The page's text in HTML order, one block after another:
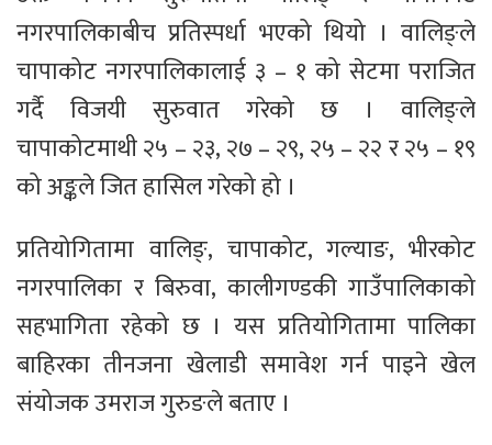
नगरपालिकाबीच प्रतिस्पर्धा भएको थियो । वालिङ्ले
चापाकोट नगरपालिकालाई ३ – १ को सेटमा पराजित
गर्दै विजयी सुरुवात गरेको छ । वालिङ्ले
चापाकोटमाथी २५ – २३, २७ – २९, २५ – २२ र २५ – १९
को अङ्कले जित हासिल गरेको हो ।
प्रतियोगितामा वालिङ्, चापाकोट, गल्याङ, भीरकोट
नगरपालिका र बिरुवा, कालीगण्डकी गाउँपालिकाको
सहभागिता रहेको छ । यस प्रतियोगितामा पालिका
बाहिरका तीनजना खेलाडी समावेश गर्न पाइने खेल
संयोजक उमराज गुरुङले बताए ।